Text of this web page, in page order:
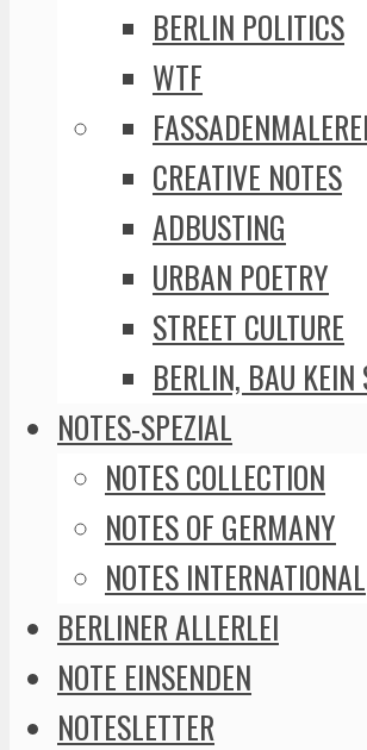
BERLIN POLITICS
WTF
FASSADENMALEREI
CREATIVE NOTES
ADBUSTING
URBAN POETRY
STREET CULTURE
BERLIN, BAU KEIN
NOTES-SPEZIAL
NOTES COLLECTION
NOTES OF GERMANY
NOTES INTERNATIONAL
BERLINER ALLERLEI
NOTE EINSENDEN
NOTESLETTER